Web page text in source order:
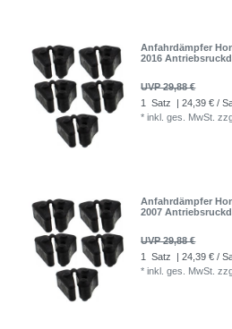
Anfahrdämpfer
2016
UVP 29,88 €
1 Satz
| 24,39 € /
*inkl. ges. MwSt.
Anfahrdämpfer
2007
UVP 29,88 €
1 Satz
| 24,39 € /
*inkl. ges. MwSt.